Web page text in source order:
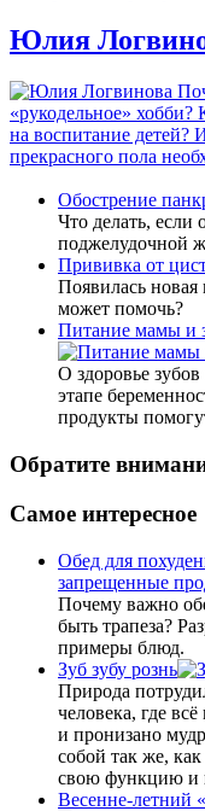
Юлия
«рукодельное»
на воспитание детей?
прекрасного пола
Обострение
Что делать, если
поджелудочной
Прививка от
Появилась
может помочь?
Питание мамы и
О здоровье
этапе
продукты
Обратите
Самое интересное
Обед для
запрещенные
Почему важно
быть трапеза?
примеры блюд.
Зуб зубу рознь
Природа
человека, где
и пронизано
собой так же,
свою функцию и
Весенне-летний